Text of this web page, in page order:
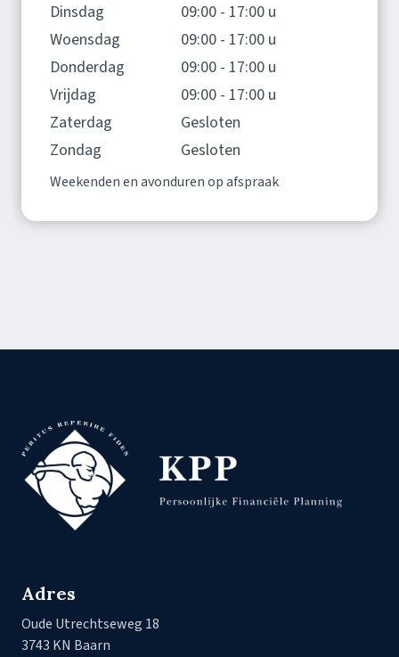
Dinsdag
09:00 - 17:00 u
Woensdag
09:00 - 17:00 u
Donderdag
09:00 - 17:00 u
Vrijdag
09:00 - 17:00 u
Zaterdag
Gesloten
Zondag
Gesloten
Weekenden en avonduren op afspraak
Adres
Oude Utrechtseweg 18
3743 KN Baarn